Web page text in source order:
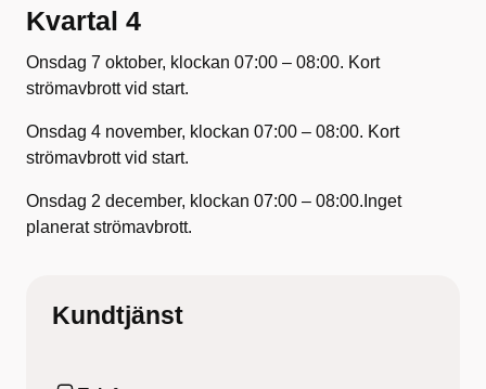
Kvartal 4
Onsdag 7 oktober, klockan 07:00 – 08:00. Kort
strömavbrott vid start.
Onsdag 4 november, klockan 07:00 – 08:00. Kort
strömavbrott vid start.
Onsdag 2 december, klockan 07:00 – 08:00.Inget
planerat strömavbrott.
Kundtjänst